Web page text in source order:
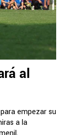
al
empezar su
a la